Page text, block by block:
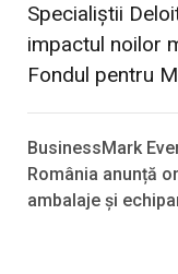
Specialiștii
impactul noilor
Fondul pentru
BusinessMark
România anunță
ambalaje și